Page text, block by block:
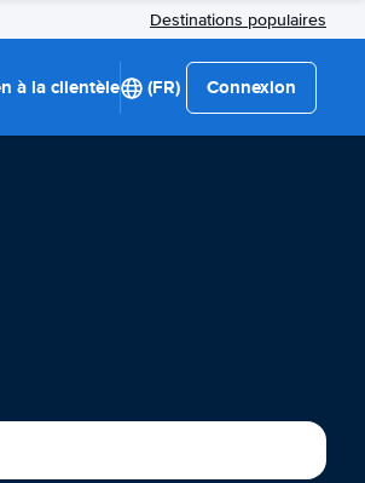
Destinations populaires
à la clientèle (FR) Connexion